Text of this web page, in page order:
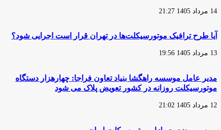
تیم
از
ژاپن
فیلیپین
14 مرداد 1405 21:27
آیا طرح ترافیک موتورسیکلت‌ها در تهران قرار است اجرایی شود؟
13 مرداد 1405 19:56
مدیر عامل موسسه راهگشا بنیاد تعاون فراجا: چهارهزار دستگاه
موتورسیکلت روزانه در کشور تعویض پلاک می شود
12 مرداد 1405 21:02